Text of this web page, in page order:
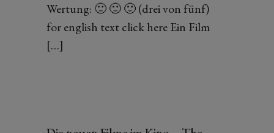
Wertung: 🙂 🙂 🙂 (drei von fünf)
for english text click here Ein Film
[…]